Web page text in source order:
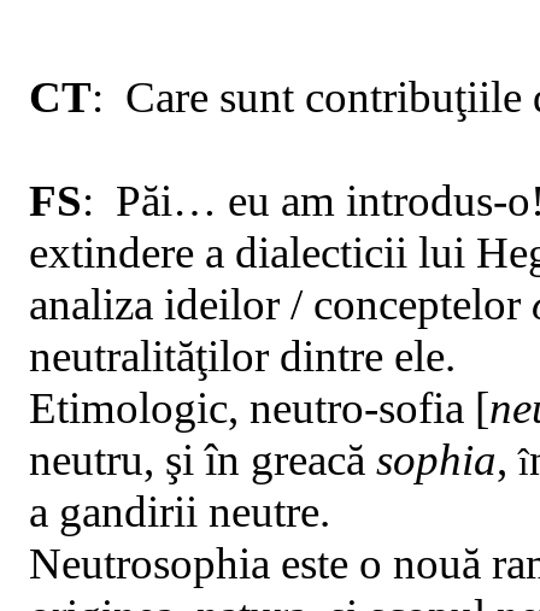
CT: Care sunt contribuţiile
FS: Păi… eu am introdus-
extindere a dialecticii lui
analiza ideilor / conceptelor
neutralităţilor dintre ele.
Etimologic, neutro-sofia [
neutru, şi în greacă sophia,î
a gandirii neutre.
Neutrosophia este o nouă